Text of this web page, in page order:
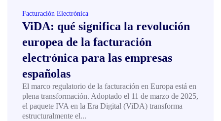
Facturación Electrónica
ViDA: qué significa la revolución
europea de la facturación
electrónica para las empresas
españolas
El marco regulatorio de la facturación en Europa está en
plena transformación. Adoptado el 11 de marzo de 2025,
el paquete IVA en la Era Digital (ViDA) transforma
estructuralmente el...